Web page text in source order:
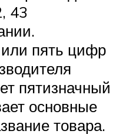
43
пять цифр
пятизначный
основные
товара.